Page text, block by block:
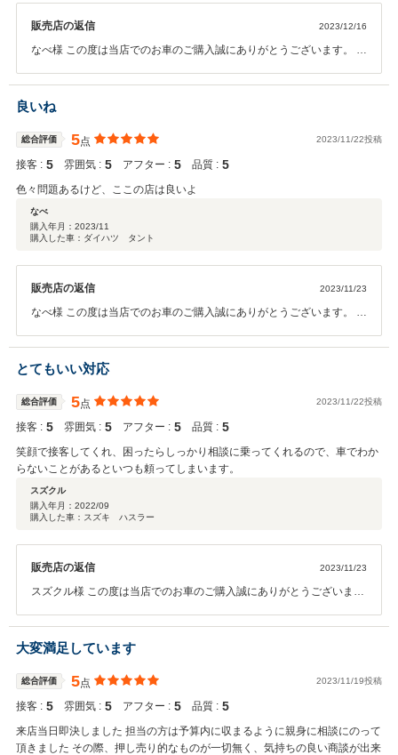
販売店の返信 2023/12/16
なべ様 この度は当店でのお車のご購入誠にありがとうございます。 満
ともお付き合いよろしくお願い致します。
良いね
総合評価 5点 2023/11/22投稿
接客 : 5 雰囲気 : 5 アフター : 5 品質 : 5
色々問題あるけど、ここの店は良いよ
なべ
購入年月： 2023/11
購入した車：ダイハツ タント
販売店の返信 2023/11/23
なべ様 この度は当店でのお車のご購入誠にありがとうございます。 満
ともお付き合いよろしくお願い致します。
とてもいい対応
総合評価 5点 2023/11/22投稿
接客 : 5 雰囲気 : 5 アフター : 5 品質 : 5
笑顔で接客してくれ、困ったらしっかり相談に乗ってくれるので、車でわか
らないことがあるといつも頼ってしまいます。
スズクル
購入年月： 2022/09
購入した車：スズキ ハスラー
販売店の返信 2023/11/23
スズクル様 この度は当店でのお車のご購入誠にありがとうございま
ます。 今後ともよろしくお願い致します。
大変満足しています
総合評価 5点 2023/11/19投稿
接客 : 5 雰囲気 : 5 アフター : 5 品質 : 5
来店当日即決しました 担当の方は予算内に収まるように親身に相談にのって
頂きました その際、押し売り的なものが一切無く、気持ちの良い商談が出来